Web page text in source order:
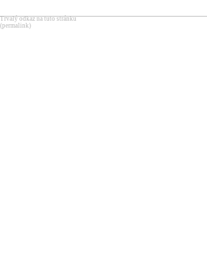
Trvalý odkaz na tuto stránku
(permalink)